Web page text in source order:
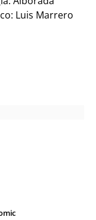
Luis Marrero